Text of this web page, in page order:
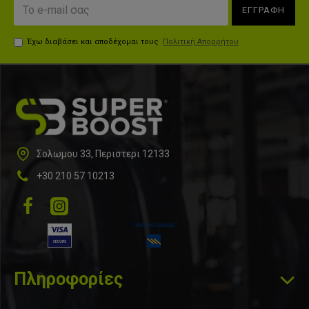
ελατήρια, τροχαλίες ).
ΕΓΓΡΑΦΗ
Έχω διαβάσει και αποδέχομαι τους Πολιτική Απορρήτου
Σολωμου 33, Περιστερι 12133
+30 210 57 10213
Πληροφορίες